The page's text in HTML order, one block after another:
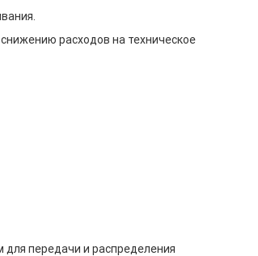
расходов на техническое
для передачи и распределения